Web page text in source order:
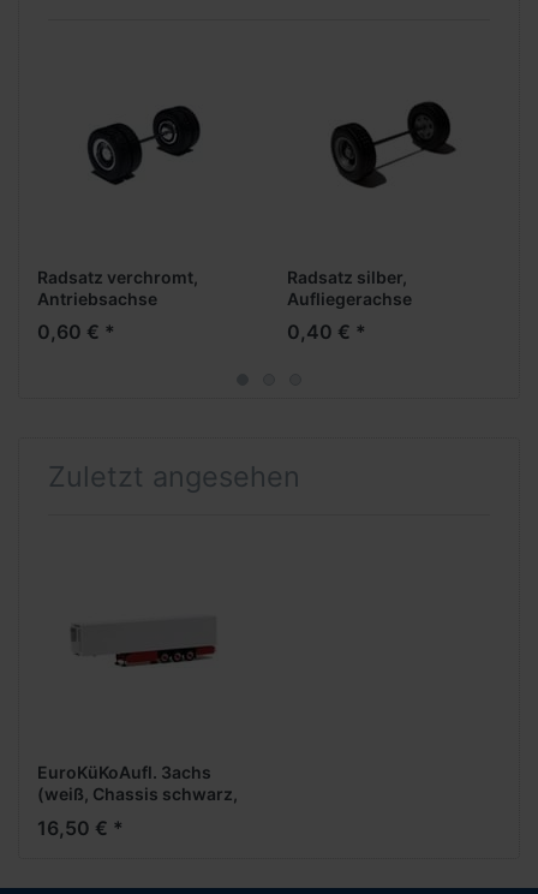
Radsatz verchromt,
Antriebsachse
0,60 € *
Radsatz silber,
Aufliegerachse
0,40 € *
Zuletzt angesehen
EuroKüKoAufl. 3achs
(weiß, Chassis schwarz,
Unterfahrschutz rot)
16,50 € *